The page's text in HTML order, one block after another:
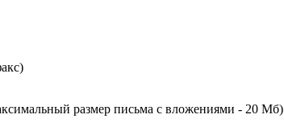
размер письма с вложениями - 20 Мб)